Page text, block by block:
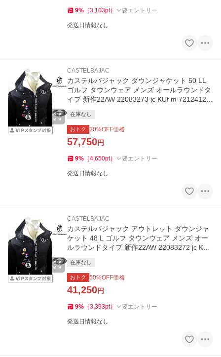
9% （3,103pt） 要エントリー
発送日情報なし
CASTELBAJAC
カステルバジャック ダウンジャケット 50 LL
ゴルフ タウンウェア メンズ オールラウンドタ
イプ 新作22AW 22083273 jc KUf m 72124121
在庫なし
おトク 30%OFF価格
57,750円
9% （4,650pt） 要エントリー
発送日情報なし
CASTELBAJAC
カステルバジャック アウトレット ダウンジャ
ケット 48 L ゴルフ タウンウェア メンズ オー
ルラウンドタイプ 新作22AW 22083272 jc KUf
在庫なし
おトク 50%OFF価格
41,250円
9% （3,393pt） 要エントリー
発送日情報なし